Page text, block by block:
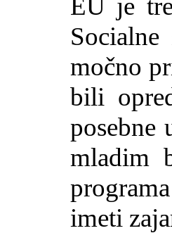
EU je
močno
bili
posebne
mladim
imeti